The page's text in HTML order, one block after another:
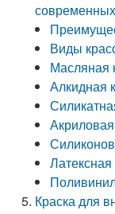
Виды
Масляная
Алкидная
Латексная
Краска для